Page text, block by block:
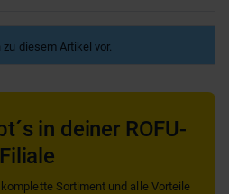
diesem Artikel vor.
in deiner ROFU-
Filiale
Sortiment und alle Vorteile